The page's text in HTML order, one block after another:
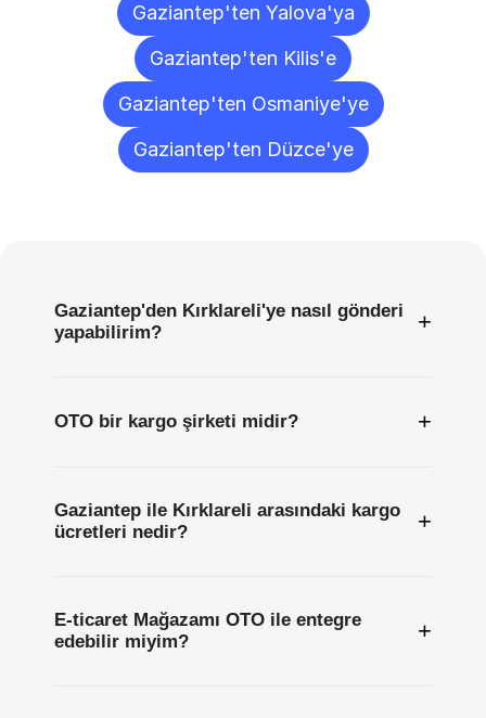
Gaziantep'ten Yalova'ya
Gaziantep'ten Kilis'e
Gaziantep'ten Osmaniye'ye
Gaziantep'ten Düzce'ye
Gaziantep'den Kırklareli'ye nasıl gönderi
yapabilirim?
+
OTO bir kargo şirketi midir? +
Gaziantep ile Kırklareli arasındaki kargo
ücretleri nedir?
+
E-ticaret Mağazamı OTO ile entegre
edebilir miyim?
+